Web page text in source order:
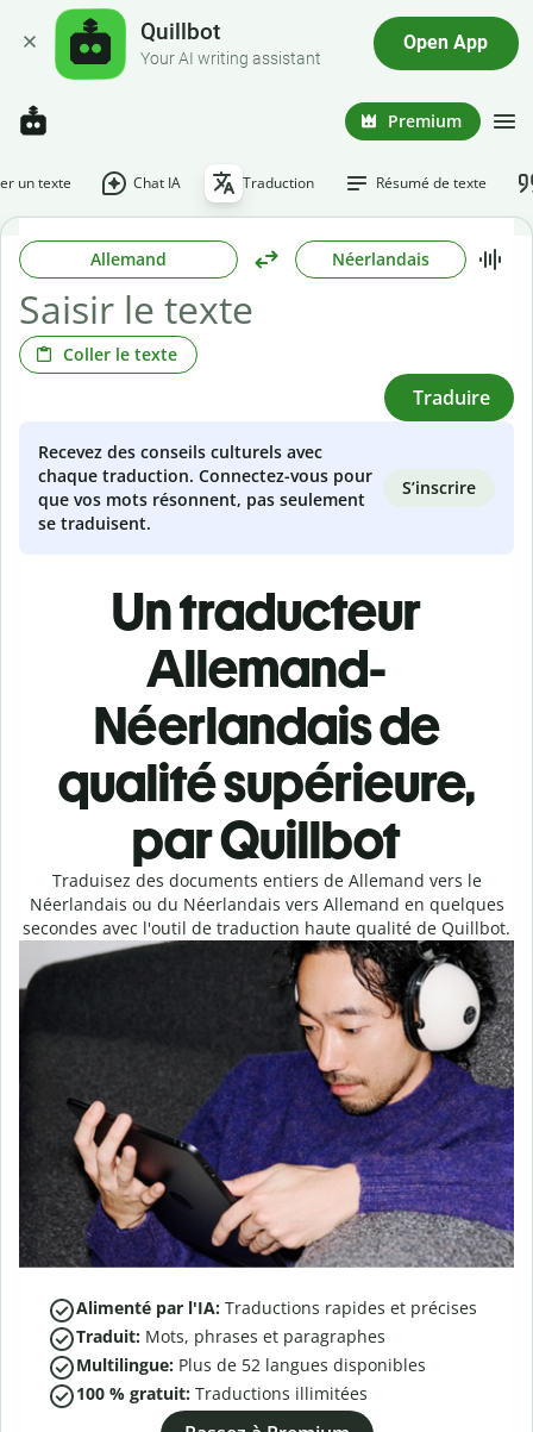
Quillbot
Your AI writing assistant
Open App
Premium
un texte Chat IA Traduction Résumé de texte
Allemand Néerlandais
Coller le texte
Traduire
Recevez des conseils culturels avec
chaque traduction. Connectez-vous pour
que vos mots résonnent, pas seulement
se traduisent.
S’inscrire
Un traducteur
Allemand-
Néerlandais de
qualité supérieure,
par Quillbot
Traduisez des documents entiers de Allemand vers le
Néerlandais ou du Néerlandais vers Allemand en quelques
secondes avec l'outil de traduction haute qualité de Quillbot.
Alimenté par l'IA: Traductions rapides et précises
Traduit: Mots, phrases et paragraphes
Multilingue: Plus de 52 langues disponibles
100 % gratuit: Traductions illimitées